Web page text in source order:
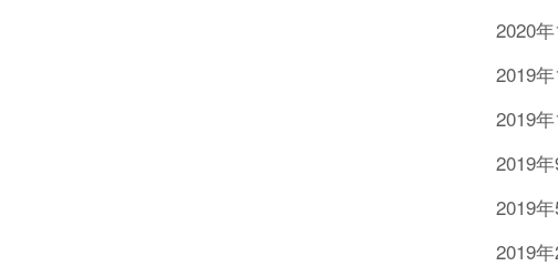
2020年
2019
2019
2019年
2019年
2019年